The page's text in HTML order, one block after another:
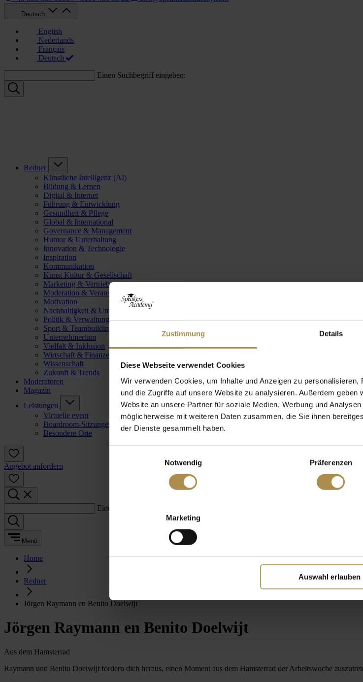
Zustimmung Details
Diese Webseite verwendet Cookies
Wir verwenden Cookies, um Inhalte und Anzeigen zu
und die Zugriffe auf unsere Website zu analysieren. Außerdem
Website an unsere Partner für soziale Medien, Werbung und
möglicherweise mit weiteren Daten zusammen, die Sie ihnen
der Dienste gesammelt haben.
Notwendig
Präferenzen
Marketing
Auswahl erlauben
Deutsch
English
Nederlands
Français
Deutsch
Einen Suchbegriff eingeben:
Redner
Künstliche Intelligenz (AI)
Bildung & Lernen
Digital & Internet
Führung & Entwicklung
Gesundheit & Pflege
Global & International
Governance & Management
Humor & Unterhaltung
Innovation & Technologie
Inspiration
Kommunikation
Kunst Kultur & Gesellschaft
Marketing & Vertrieb
Moderation & Veranstaltungsleitung
Motivation
Nachhaltigkeit & Umwelt
Politik & Verwaltung
Sport & Teambuilding
Unternehmertum
Vielfalt & Inklusion
Wirtschaft & Finanzen
Wissenschaft
Zukunft & Trends
Moderatoren
Magazin
Leistungen
Virtuelle event
Boardroom-Sitzungen
Besondere Orte
Angebot anfordern
Einen Suchbegriff eingeben:
Menü
Home
Redner
Jörgen Raymann en Benito Doelwijt
Jörgen Raymann en Benito Doelwijt
Aus dem Hamsterrad
Raymann und Benito Doelwijt fordern dich heraus, einen Moment aus dem Hamsterrad der Arbeitswoche